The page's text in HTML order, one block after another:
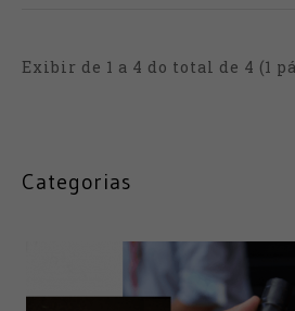
Exibir de 1 a 4 do total de 4 (1
Categorias